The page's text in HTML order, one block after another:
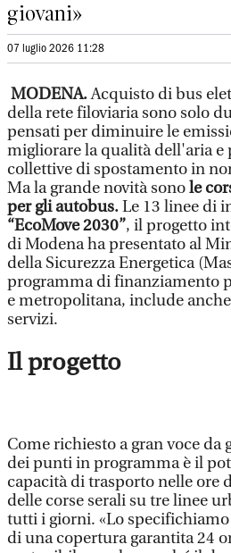
giovani»
07 luglio 2026 11:28
MODENA.Acquisto di bus
della rete filoviaria sono solo
pensati per diminuire le
migliorare la qualità dell'aria
collettive di spostamento in
Ma la grande novità sonole
per gli autobus.Le 13 linee di
“EcoMove 2030”, il progetto
di Modena ha presentato al
della Sicurezza Energetica
programma di finanziamento
e metropolitana, include
servizi.
Il progetto
Come richiesto a gran voce
dei punti in programma è il
capacità di trasporto nelle ore
delle corse serali su tre linee
tutti i giorni. «Lo
di una copertura garantita 24